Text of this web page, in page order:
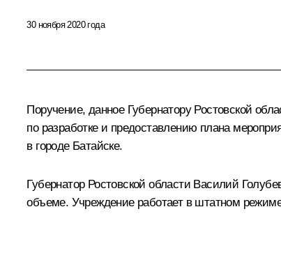
30 ноября 2020 года
Поручение, данное Губернатору Ростовской
по разработке и предоставлению плана
в городе Батайске.
Губернатор Ростовской области Василий
объеме. Учреждение работает в штатном